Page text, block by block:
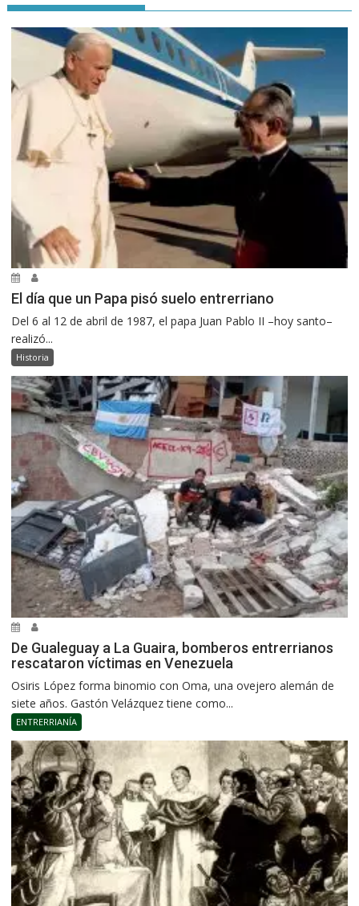
El día que un Papa pisó suelo entrerriano
Del 6 al 12 de abril de 1987, el papa Juan Pablo II –hoy santo–
realizó...
Historia
De Gualeguay a La Guaira, bomberos entrerrianos
rescataron víctimas en Venezuela
Osiris López forma binomio con Oma, una ovejero alemán de
siete años. Gastón Velázquez tiene como...
ENTRERRIANÍA